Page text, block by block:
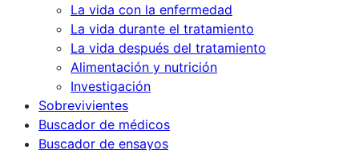
La vida con la enfermedad
La vida durante el tratamiento
La vida después del tratamiento
Alimentación y nutrición
Investigación
Sobrevivientes
Buscador de médicos
Buscador de ensayos